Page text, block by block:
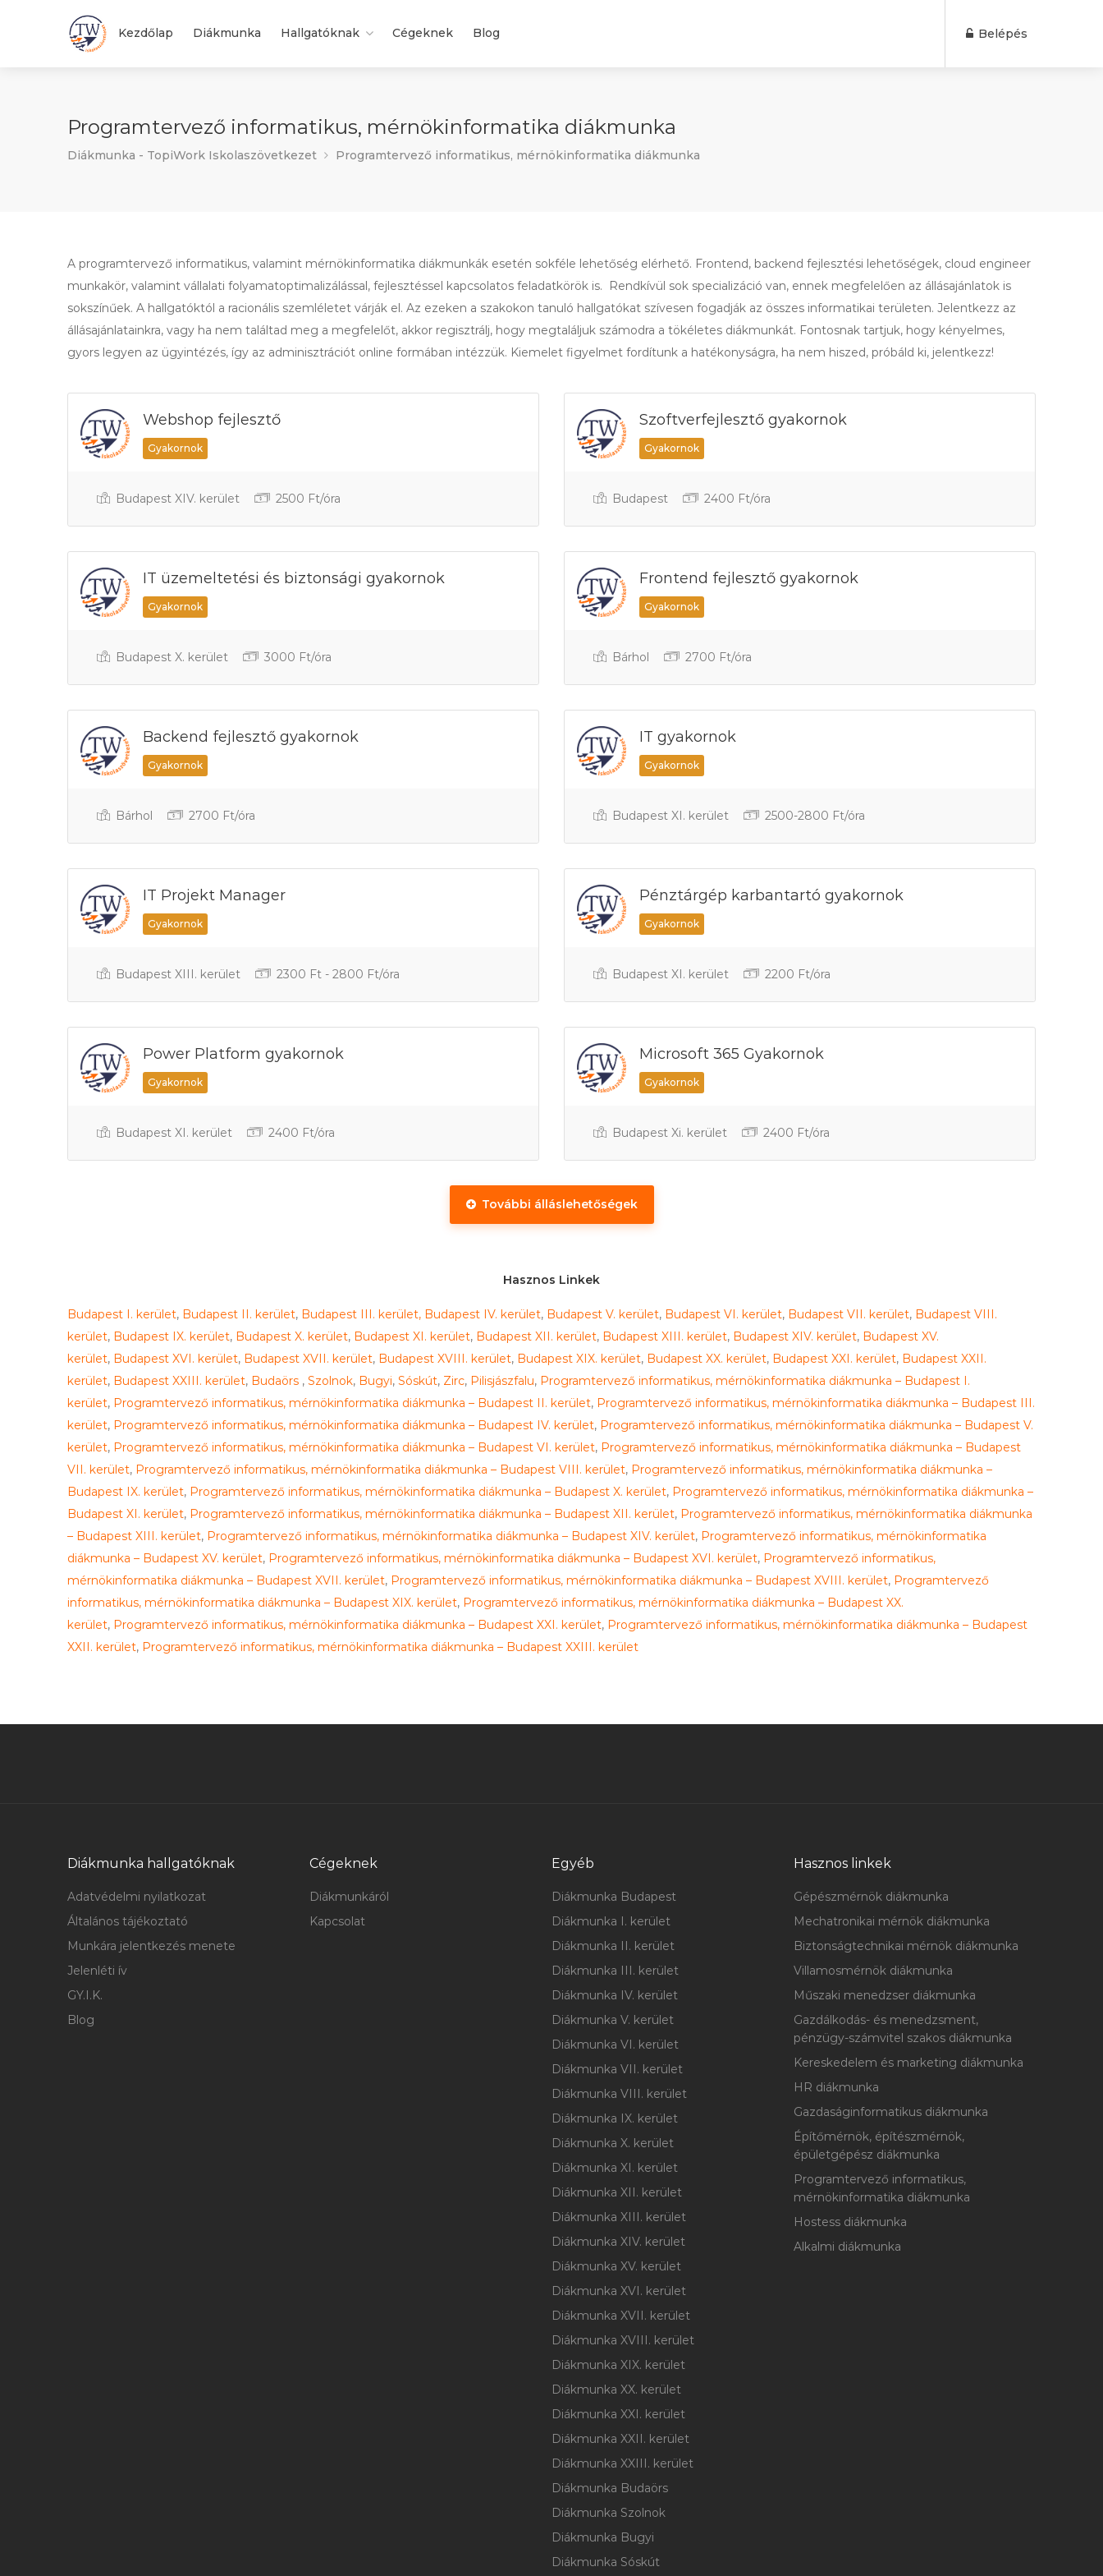
Kezdőlap Diákmunka Hallgatóknak Cégeknek Blog Belépés
Programtervező informatikus, mérnökinformatika diákmunka
Diákmunka - TopiWork Iskolaszövetkezet Programtervező informatikus, mérnökinformatika diákmunka
A programtervező informatikus, valamint mérnökinformatika diákmunkák esetén sokféle lehetőség elérhető. Frontend, backend fejlesztési lehetőségek, cloud engineer
munkakör, valamint vállalati folyamatoptimalizálással, fejlesztéssel kapcsolatos feladatkörök is. Rendkívül sok specializáció van, ennek megfelelően az állásajánlatok is
sokszínűek. A hallgatóktól a racionális szemléletet várják el. Az ezeken a szakokon tanuló hallgatókat szívesen fogadják az összes informatikai területen. Jelentkezz az
állásajánlatainkra, vagy ha nem találtad meg a megfelelőt, akkor regisztrálj, hogy megtaláljuk számodra a tökéletes diákmunkát. Fontosnak tartjuk, hogy kényelmes,
gyors legyen az ügyintézés, így az adminisztrációt online formában intézzük. Kiemelet figyelmet fordítunk a hatékonyságra, ha nem hiszed, próbáld ki, jelentkezz!
Webshop fejlesztő
Gyakornok
Budapest XIV. kerület 2500 Ft/óra
Szoftverfejlesztő gyakornok
Gyakornok
Budapest 2400 Ft/óra
IT üzemeltetési és biztonsági gyakornok
Gyakornok
Budapest X. kerület 3000 Ft/óra
Frontend fejlesztő gyakornok
Gyakornok
Bárhol 2700 Ft/óra
Backend fejlesztő gyakornok
Gyakornok
Bárhol 2700 Ft/óra
IT gyakornok
Gyakornok
Budapest XI. kerület 2500-2800 Ft/óra
IT Projekt Manager
Gyakornok
Budapest XIII. kerület 2300 Ft - 2800 Ft/óra
Pénztárgép karbantartó gyakornok
Gyakornok
Budapest XI. kerület 2200 Ft/óra
Power Platform gyakornok
Gyakornok
Budapest XI. kerület 2400 Ft/óra
Microsoft 365 Gyakornok
Gyakornok
Budapest Xi. kerület 2400 Ft/óra
További álláslehetőségek
Hasznos Linkek
Budapest I. kerület, Budapest II. kerület, Budapest III. kerület, Budapest IV. kerület, Budapest V. kerület, Budapest VI. kerület, Budapest VII. kerület, Budapest VIII.
kerület, Budapest IX. kerület, Budapest X. kerület, Budapest XI. kerület, Budapest XII. kerület, Budapest XIII. kerület, Budapest XIV. kerület, Budapest XV.
kerület, Budapest XVI. kerület, Budapest XVII. kerület, Budapest XVIII. kerület, Budapest XIX. kerület, Budapest XX. kerület, Budapest XXI. kerület, Budapest XXII.
kerület, Budapest XXIII. kerület, Budaörs , Szolnok, Bugyi, Sóskút, Zirc, Pilisjászfalu, Programtervező informatikus, mérnökinformatika diákmunka – Budapest I.
kerület, Programtervező informatikus, mérnökinformatika diákmunka – Budapest II. kerület, Programtervező informatikus, mérnökinformatika diákmunka – Budapest III.
kerület, Programtervező informatikus, mérnökinformatika diákmunka – Budapest IV. kerület, Programtervező informatikus, mérnökinformatika diákmunka – Budapest V.
kerület, Programtervező informatikus, mérnökinformatika diákmunka – Budapest VI. kerület, Programtervező informatikus, mérnökinformatika diákmunka – Budapest
VII. kerület, Programtervező informatikus, mérnökinformatika diákmunka – Budapest VIII. kerület, Programtervező informatikus, mérnökinformatika diákmunka –
Budapest IX. kerület, Programtervező informatikus, mérnökinformatika diákmunka – Budapest X. kerület, Programtervező informatikus, mérnökinformatika diákmunka –
Budapest XI. kerület, Programtervező informatikus, mérnökinformatika diákmunka – Budapest XII. kerület, Programtervező informatikus, mérnökinformatika diákmunka
– Budapest XIII. kerület, Programtervező informatikus, mérnökinformatika diákmunka – Budapest XIV. kerület, Programtervező informatikus, mérnökinformatika
diákmunka – Budapest XV. kerület, Programtervező informatikus, mérnökinformatika diákmunka – Budapest XVI. kerület, Programtervező informatikus,
mérnökinformatika diákmunka – Budapest XVII. kerület, Programtervező informatikus, mérnökinformatika diákmunka – Budapest XVIII. kerület, Programtervező
informatikus, mérnökinformatika diákmunka – Budapest XIX. kerület, Programtervező informatikus, mérnökinformatika diákmunka – Budapest XX.
kerület, Programtervező informatikus, mérnökinformatika diákmunka – Budapest XXI. kerület, Programtervező informatikus, mérnökinformatika diákmunka – Budapest
XXII. kerület, Programtervező informatikus, mérnökinformatika diákmunka – Budapest XXIII. kerület
Diákmunka hallgatóknak
Adatvédelmi nyilatkozat
Általános tájékoztató
Munkára jelentkezés menete
Jelenléti ív
GY.I.K.
Blog
Cégeknek
Diákmunkáról
Kapcsolat
Egyéb
Diákmunka Budapest
Diákmunka I. kerület
Diákmunka II. kerület
Diákmunka III. kerület
Diákmunka IV. kerület
Diákmunka V. kerület
Diákmunka VI. kerület
Diákmunka VII. kerület
Diákmunka VIII. kerület
Diákmunka IX. kerület
Diákmunka X. kerület
Diákmunka XI. kerület
Diákmunka XII. kerület
Diákmunka XIII. kerület
Diákmunka XIV. kerület
Diákmunka XV. kerület
Diákmunka XVI. kerület
Diákmunka XVII. kerület
Diákmunka XVIII. kerület
Diákmunka XIX. kerület
Diákmunka XX. kerület
Diákmunka XXI. kerület
Diákmunka XXII. kerület
Diákmunka XXIII. kerület
Diákmunka Budaörs
Diákmunka Szolnok
Diákmunka Bugyi
Diákmunka Sóskút
Hasznos linkek
Gépészmérnök diákmunka
Mechatronikai mérnök diákmunka
Biztonságtechnikai mérnök diákmunka
Villamosmérnök diákmunka
Műszaki menedzser diákmunka
Gazdálkodás- és menedzsment,
pénzügy-számvitel szakos diákmunka
Kereskedelem és marketing diákmunka
HR diákmunka
Gazdaságinformatikus diákmunka
Építőmérnök, építészmérnök,
épületgépész diákmunka
Programtervező informatikus,
mérnökinformatika diákmunka
Hostess diákmunka
Alkalmi diákmunka